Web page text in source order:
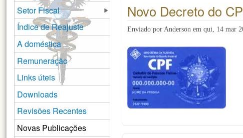
Novo Decreto do
Enviado porAnderson emqui, 14 mar
Setor Fiscal
Índice de Reajuste
A doméstica
Remuneração
Links úteis
Downloads
Revisões Recentes
Novas Publicações